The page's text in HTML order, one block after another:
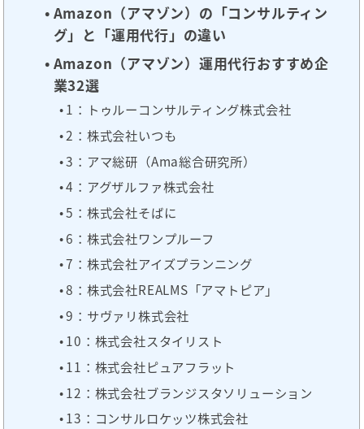
Amazon（アマゾン）の「コンサルティン
グ」と「運用代行」の違い
Amazon（アマゾン）運用代行おすすめ企
業32選
1：トゥルーコンサルティング株式会社
2：株式会社いつも
3：アマ総研（Ama総合研究所）
4：アグザルファ株式会社
5：株式会社そばに
6：株式会社ワンプルーフ
7：株式会社アイズプランニング
8：株式会社REALMS「アマトピア」
9：サヴァリ株式会社
10：株式会社スタイリスト
11：株式会社ピュアフラット
12：株式会社ブランジスタソリューション
13：コンサルロケッツ株式会社